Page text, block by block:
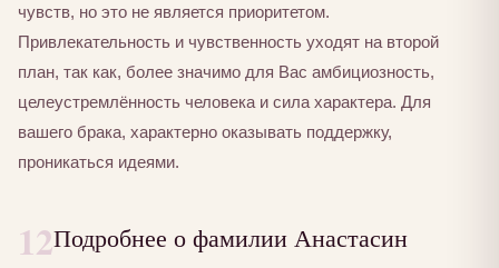
чувств, но это не является приоритетом.
Привлекательность и чувственность уходят на второй
план, так как, более значимо для Вас амбициозность,
целеустремлённость человека и сила характера. Для
вашего брака, характерно оказывать поддержку,
проникаться идеями.
12Подробнее о фамилии Анастасин